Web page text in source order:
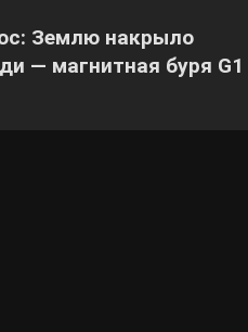
Землю накрыло
— магнитная буря G1